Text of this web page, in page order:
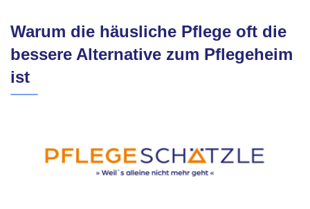
Warum die häusliche Pflege oft die
bessere Alternative zum Pflegeheim
ist